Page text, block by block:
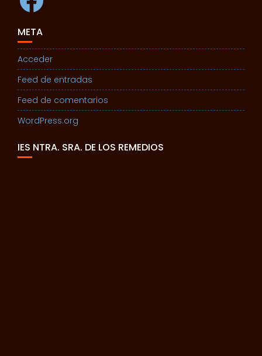
META
Acceder
Feed de entradas
Feed de comentarios
WordPress.org
IES NTRA. SRA. DE LOS REMEDIOS